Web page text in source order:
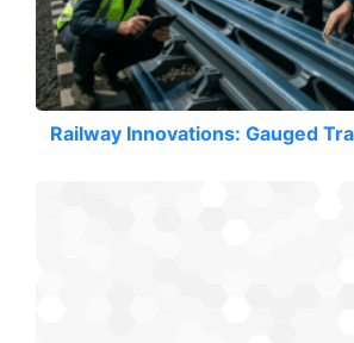
Railway Innovations: Gauged